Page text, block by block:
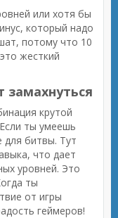
или хотя бы
который надо
потому что 10
жесткий
крутой
ты умеешь
для битвы. Тут
что дает
уровней. Это
ты
от игры
геймеров!